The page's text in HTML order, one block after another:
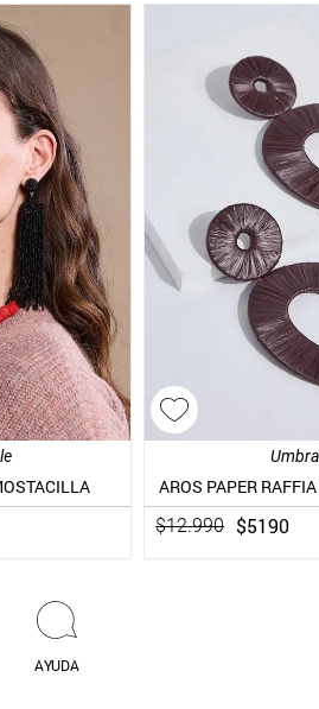
AROS PAPER
$12.990 $5190
AYUDA